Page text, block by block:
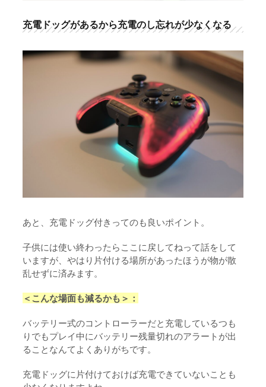
充電ドッグがあるから充電のし忘れが少なくなる
あと、充電ドッグ付きってのも良いポイント。
子供には使い終わったらここに戻してねって話をして
いますが、やはり片付ける場所があったほうが物が散
乱せずに済みます。
＜こんな場面も減るかも＞：
バッテリー式のコントローラーだと充電しているつも
りでもプレイ中にバッテリー残量切れのアラートが出
ることなんてよくありがちです。
充電ドッグに片付けておけば充電できていないことも